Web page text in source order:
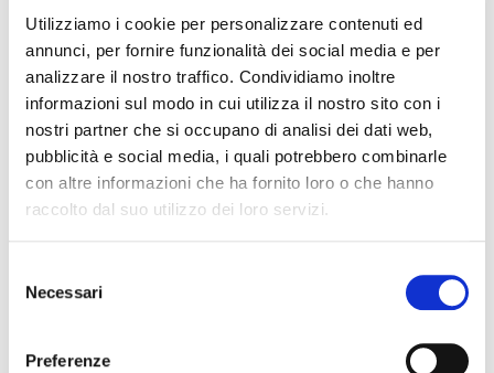
Utilizziamo i cookie per personalizzare contenuti ed
annunci, per fornire funzionalità dei social media e per
analizzare il nostro traffico. Condividiamo inoltre
informazioni sul modo in cui utilizza il nostro sito con i
nostri partner che si occupano di analisi dei dati web,
pubblicità e social media, i quali potrebbero combinarle
con altre informazioni che ha fornito loro o che hanno
raccolto dal suo utilizzo dei loro servizi.
delNecessari
Preferenze
FUTURE BEAT INDUSTRIES